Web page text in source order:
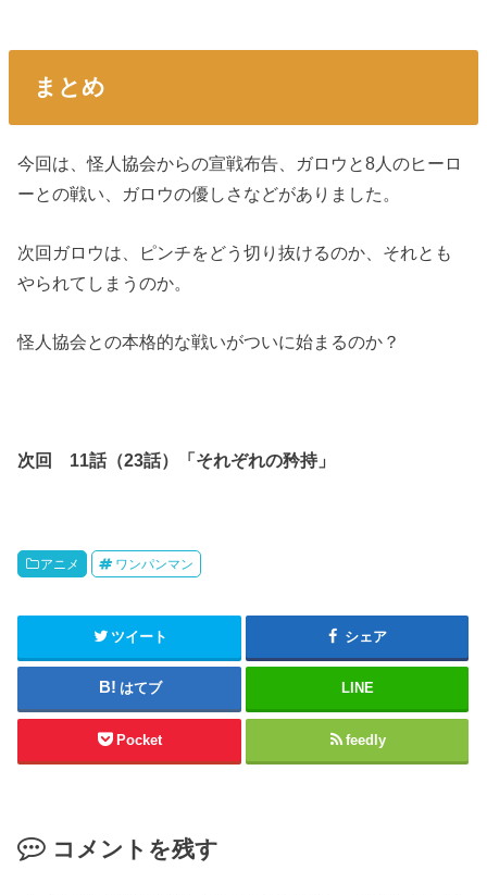
まとめ
今回は、怪人協会からの宣戦布告、ガロウと8人のヒーロ
ーとの戦い、ガロウの優しさなどがありました。
次回ガロウは、ピンチをどう切り抜けるのか、それとも
やられてしまうのか。
怪人協会との本格的な戦いがついに始まるのか？
次回 11話（23話）「それぞれの矜持」
アニメ ワンパンマン
ツイート シェア
はてブ LINE
Pocket feedly
コメントを残す